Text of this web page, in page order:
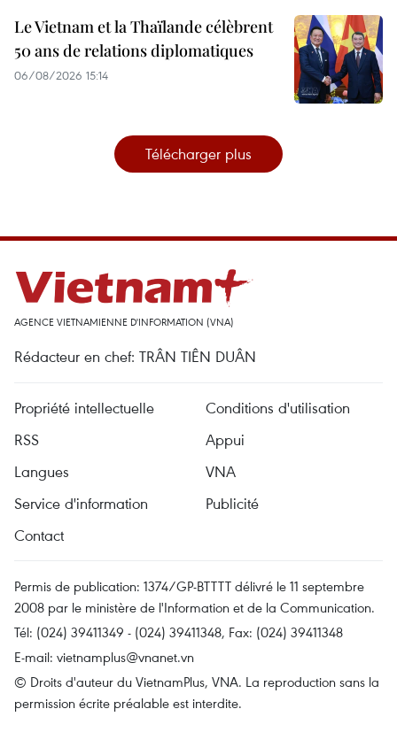
Le Vietnam et la Thaïlande célèbrent
50 ans de relations diplomatiques
06/08/2026 15:14
Télécharger plus
AGENCE VIETNAMIENNE D'INFORMATION (VNA)
Rédacteur en chef: TRÂN TIÊN DUÂN
Propriété intellectuelle
Conditions d'utilisation
RSS
Appui
Langues
VNA
Service d'information
Publicité
Contact
Permis de publication: 1374/GP-BTTTT délivré le 11 septembre
2008 par le ministère de l'Information et de la Communication.
Tél: (024) 39411349 - (024) 39411348, Fax: (024) 39411348
E-mail: vietnamplus@vnanet.vn
© Droits d'auteur du VietnamPlus, VNA. La reproduction sans la
permission écrite préalable est interdite.